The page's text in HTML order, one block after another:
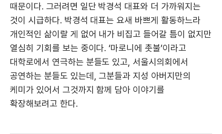
때문이다. 그러려면 일단 박경석 대표와 더 가까워지는
것이 시급하다. 박경석 대표는 요새 바쁘게 활동하느라
개인적인 삶이랄 게 없어 내가 비집고 들어갈 틈이 없지만
열심히 기회를 보는 중이다. ‘마로니에 촛불’이라고
대학로에서 연극하는 분들도 있고, 서울시의회에서
공연하는 분들도 있는데, 그분들과 지성 아버지만의
케미가 있어서 그것까지 함께 담아 이야기를
확장해보려고 한다.